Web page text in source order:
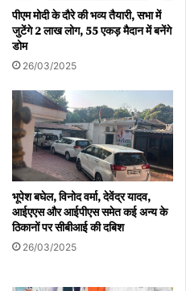
पीएम मोदी के दौरे की भव्य तैयारी, सभा में
जुटेंगे 2 लाख लोग, 55 एकड़ मैदान में बनेंगे
डोम
26/03/2025
भूपेश बघेल, विनोद वर्मा, देवेंद्र यादव,
आईएएस और आईपीएस समेत कई अन्य के
ठिकानों पर सीबीआई की दबिश
26/03/2025